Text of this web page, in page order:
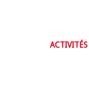
ACTIVITÉS